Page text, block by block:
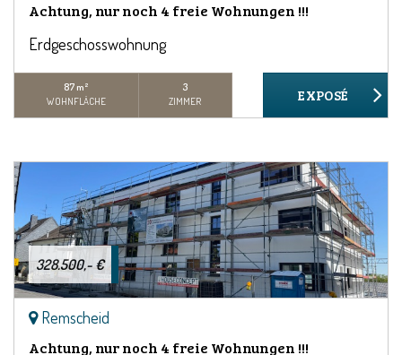
Achtung, nur noch 4 freie Wohnungen !!!
Erdgeschosswohnung
87 m²
WOHNFLÄCHE
3
ZIMMER
328.500,- €
Remscheid
Achtung, nur noch 4 freie Wohnungen !!!